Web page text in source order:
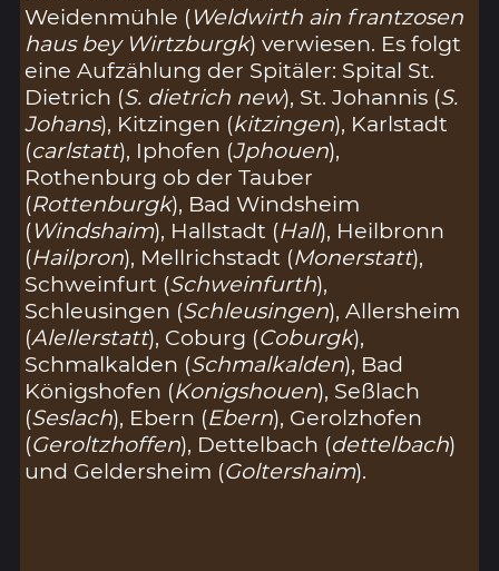
Weidenmühle (Weldwirth ain frantzosen
haus bey Wirtzburgk) verwiesen. Es folgt
eine Aufzählung der Spitäler: Spital St.
Dietrich (S. dietrich new), St. Johannis (S.
Johans), Kitzingen (kitzingen), Karlstadt
(carlstatt), Iphofen (Jphouen),
Rothenburg ob der Tauber
(Rottenburgk), Bad Windsheim
(Windshaim), Hallstadt (Hall), Heilbronn
(Hailpron), Mellrichstadt (Monerstatt),
Schweinfurt (Schweinfurth),
Schleusingen (Schleusingen), Allersheim
(Alellerstatt), Coburg (Coburgk),
Schmalkalden (Schmalkalden), Bad
Königshofen (Konigshouen), Seßlach
(Seslach), Ebern (Ebern), Gerolzhofen
(Geroltzhoffen), Dettelbach (dettelbach)
und Geldersheim (Goltershaim).